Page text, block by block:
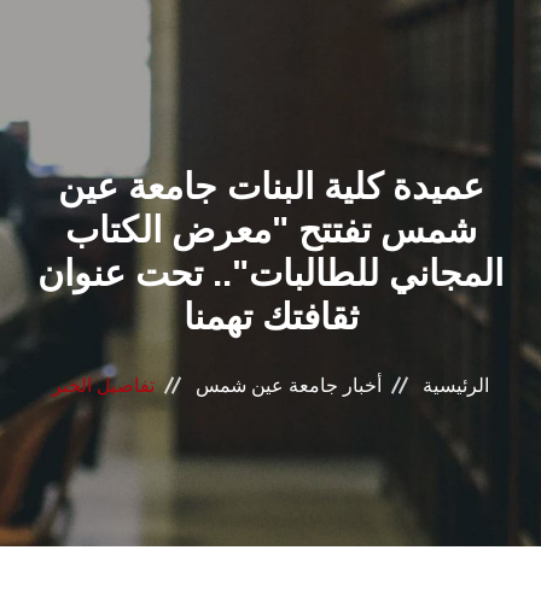
القطاعـات
الشئون الأكاديمية
البحث العلمي
الرعاية الصحية
المراكز والوحدات
الأنظمة الذكية
الإعلام
عميدة كلية البنات جامعة عين
شمس تفتتح "معرض الكتاب
المجاني للطالبات".. تحت عنوان
ثقافتك تهمنا
الرئيسية أخبار جامعة عين شمس تفاصيل الخبر